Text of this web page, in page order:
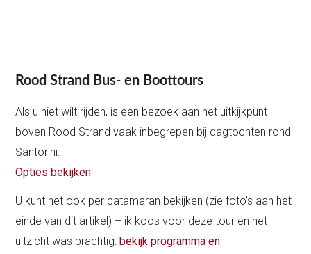
Rood Strand Bus- en Boottours
Als u niet wilt rijden, is een bezoek aan het uitkijkpunt
boven Rood Strand vaak inbegrepen bij dagtochten rond
Santorini.
Opties bekijken
U kunt het ook per catamaran bekijken (zie foto’s aan het
einde van dit artikel) – ik koos voor deze tour en het
uitzicht was prachtig: bekijk programma en